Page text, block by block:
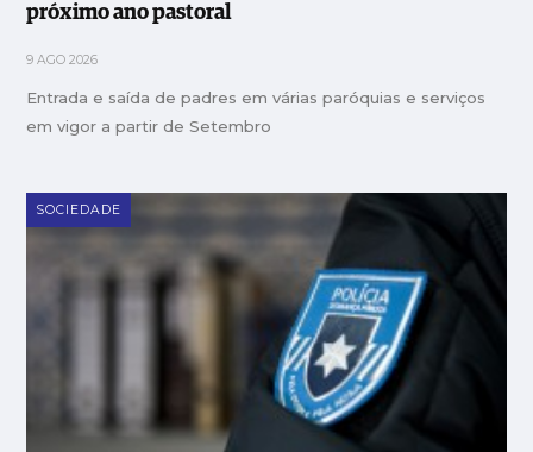
próximo ano pastoral
9 AGO 2026
Entrada e saída de padres em várias paróquias e serviços
em vigor a partir de Setembro
SOCIEDADE